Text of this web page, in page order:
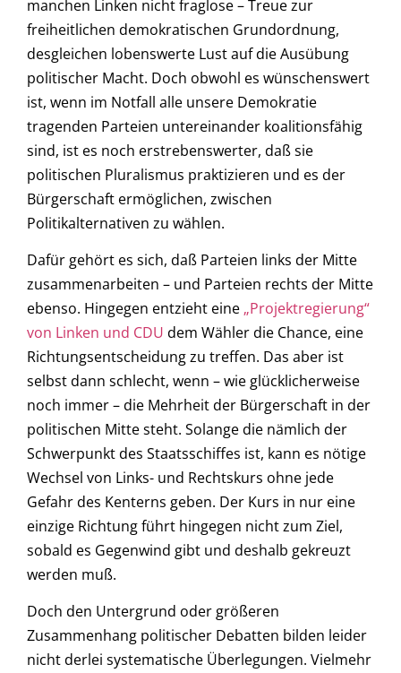
manchen Linken nicht fraglose – Treue zur
freiheitlichen demokratischen Grundordnung,
desgleichen lobenswerte Lust auf die Ausübung
politischer Macht. Doch obwohl es wünschenswert
ist, wenn im Notfall alle unsere Demokratie
tragenden Parteien untereinander koalitionsfähig
sind, ist es noch erstrebenswerter, daß sie
politischen Pluralismus praktizieren und es der
Bürgerschaft ermöglichen, zwischen
Politikalternativen zu wählen.
Dafür gehört es sich, daß Parteien links der Mitte
zusammenarbeiten – und Parteien rechts der Mitte
ebenso. Hingegen entzieht eine „Projektregierung“
von Linken und CDU dem Wähler die Chance, eine
Richtungsentscheidung zu treffen. Das aber ist
selbst dann schlecht, wenn – wie glücklicherweise
noch immer – die Mehrheit der Bürgerschaft in der
politischen Mitte steht. Solange die nämlich der
Schwerpunkt des Staatsschiffes ist, kann es nötige
Wechsel von Links- und Rechtskurs ohne jede
Gefahr des Kenterns geben. Der Kurs in nur eine
einzige Richtung führt hingegen nicht zum Ziel,
sobald es Gegenwind gibt und deshalb gekreuzt
werden muß.
Doch den Untergrund oder größeren
Zusammenhang politischer Debatten bilden leider
nicht derlei systematische Überlegungen. Vielmehr